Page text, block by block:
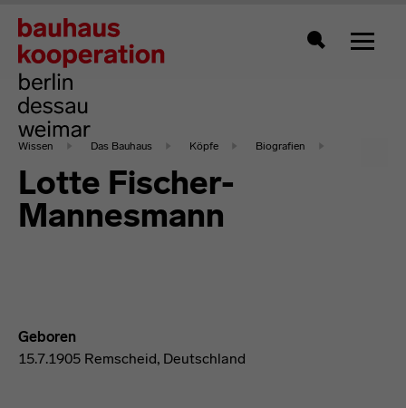
Zeigt
Wissen Das Bauhaus Köpfe Biografien
Lotte Fischer-
Mannesmann
Geboren
15.7.1905 Remscheid, Deutschland